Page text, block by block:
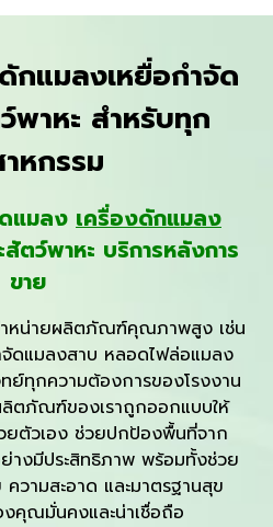
กแมลงเหยื่อกำจัด
พาหะ สำหรับทุก
หกรรม
แมลง เครื่องดักแมลง
ตว์พาหะ บริการหลังการ
ขาย
หน่ายผลิตภัณฑ์คุณภาพสูง เช่น
ดแมลงสาบ หลอดไฟล่อแมลง
ย์ทุกความต้องการของโรงงาน
ลิตภัณฑ์ของเราถูกออกแบบให้
ยตัวเอง ช่วยปกป้องพื้นที่จาก
างมีประสิทธิภาพ พร้อมทั้งช่วย
วามสะอาด และมาตรฐานสุข
คุณมั่นคงและน่าเชื่อถือ